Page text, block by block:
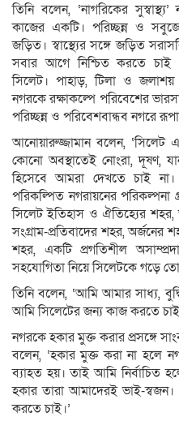
তিনি বলেন, ‘নাগরিকের
কাজের একটি। পরিচ্ছন্ন ও সবুজের
জড়িত। স্বাস্থ্যের সঙ্গে জড়িত
সবার আগে নিশ্চিত করতে চাই
সিলেট। পাহাড়, টিলা ও
নগরকে রক্ষাকল্পে পরিবেশের
পরিচ্ছন্ন ও পরিবেশবান্ধব নগরে
আনোয়ারুজ্জামান বলেন, ‘সিলেট
কোনো অবস্থাতেই নোংরা, দূষণ,
হিসেবে আমরা দেখতে চাই
পরিকল্পিত নগরায়নের পরিকল্পনা
সিলেট ইতিহাস ও ঐতিহ্যের শহর,
সংগ্রাম-প্রতিবাদের শহর, অর্জনের
শহর, একটি প্রগতিশীল
সহযোগিতা নিয়ে সিলেটকে গড়ে
তিনি বলেন, ‘আমি আমার সাধ্য,
আমি সিলেটের জন্য কাজ করতে
নগরকে হকার মুক্ত করার প্রসঙ্গে
বলেন, ‘হকার মুক্ত করা না হলে
ব্যাহত হয়। তাই আমি নির্বাচিত
হকার তারা আমাদেরই ভাই-
করতে চাই।’